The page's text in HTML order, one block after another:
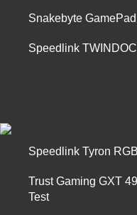
Snakebyte
Speedlink
Speedlink Tyron
Trust Gaming GXT
Test